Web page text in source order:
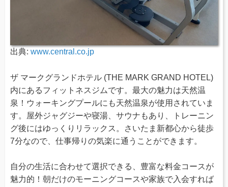
出典: www.central.co.jp
ザ マークグランドホテル (THE MARK GRAND HOTEL)
内にあるフィットネスジムです。最大の魅力は天然温
泉！ウォーキングプールにも天然温泉が使用されていま
す。屋外ジャグジーや寝湯、サウナもあり、トレーニン
グ後にはゆっくりリラックス。さいたま新都心から徒歩
7分なので、仕事帰りの気楽に通うことができます。
自分の生活に合わせて選択できる、豊富な料金コースが
魅力的！朝だけのモーニングコースや家族で入会すれば